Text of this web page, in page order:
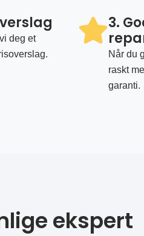
deg et
3.
Når du
raskt
garanti.
ekspert